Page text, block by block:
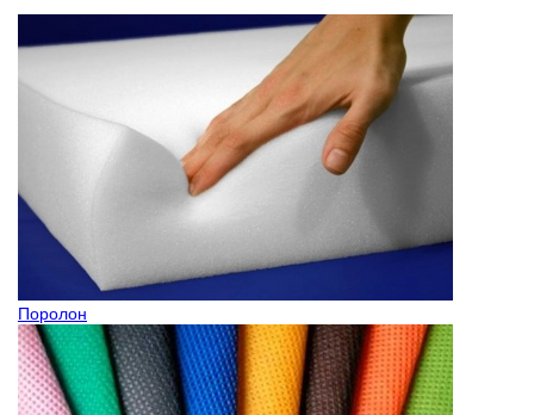
Поролон